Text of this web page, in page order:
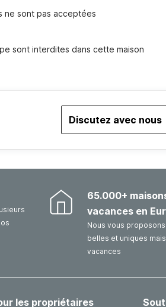
ne sont pas acceptées
sont interdites dans cette maison
Discutez avec nous
65.000+
vacances en
Nous vous
belles et uniques
vacances
les propriétaires